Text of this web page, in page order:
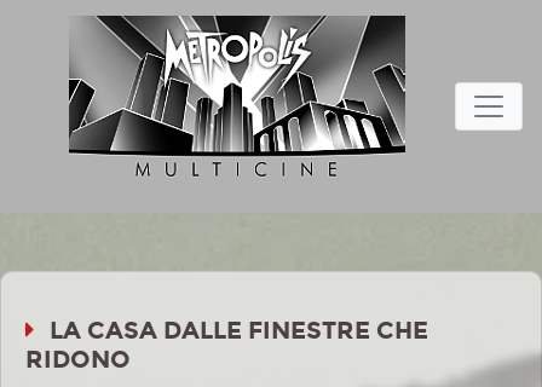
LA CASA DALLE FINESTRE CHE
RIDONO